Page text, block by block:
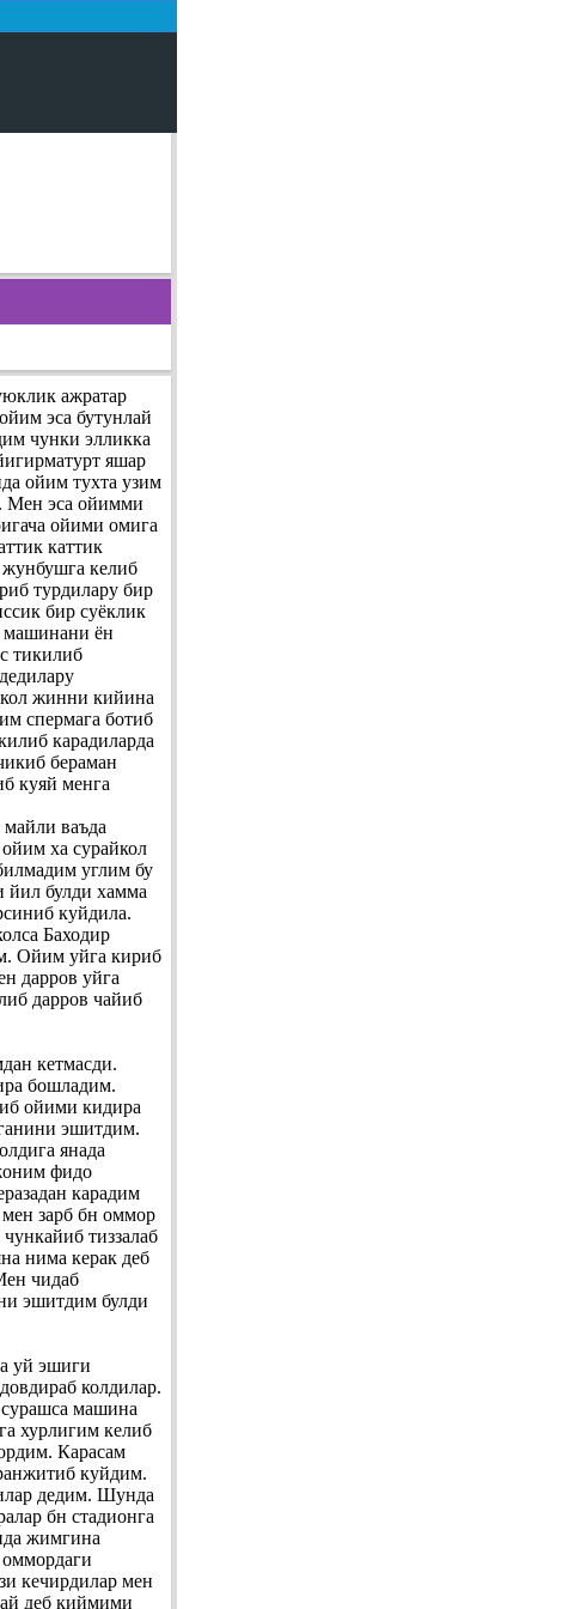
ажратар
эса бутунлай
чунки элликка
яшар
ойим тухта узим
Мен эса ойимми
ойими омига
каттик
келиб
турдилару бир
бир суёклик
машинани ён
тикилиб
жинни кийина
спермага ботиб
карадиларда
бераман
куяй менга
майли ваъда
ха сурайкол
углим бу
йил булди хамма
куйдила.
Баходир
Ойим уйга кириб
дарров уйга
дарров чайиб
кетмасди.
бошладим.
ойими кидира
эшитдим.
янада
фидо
карадим
зарб бн оммор
тиззалаб
нима керак деб
чидаб
эшитдим булди
уй эшиги
колдилар.
сурашса машина
хурлигим келиб
Карасам
куйдим.
дедим. Шунда
бн стадионга
жимгина
кечирдилар мен
деб киймими